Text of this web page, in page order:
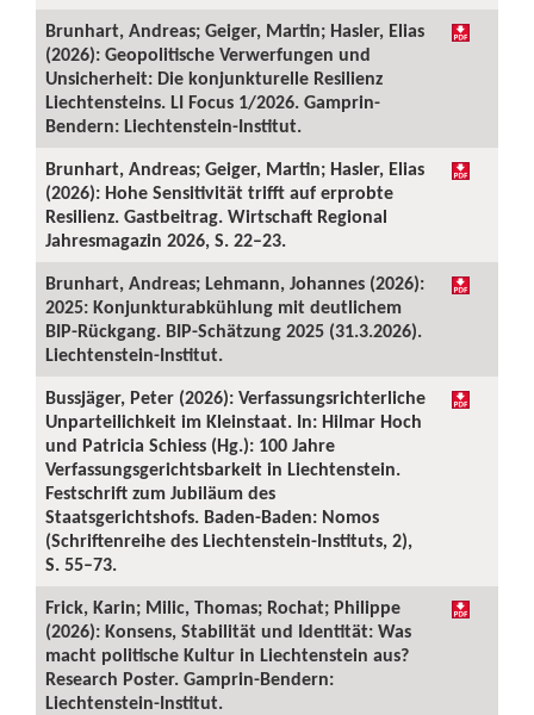
Brunhart, Andreas; Geiger, Martin; Hasler, Elias
(2026): Geopolitische Verwerfungen und
Unsicherheit: Die konjunkturelle Resilienz
Liechtensteins. LI Focus 1/2026. Gamprin-
Bendern: Liechtenstein-Institut.
Brunhart, Andreas; Geiger, Martin; Hasler, Elias
(2026): Hohe Sensitivität trifft auf erprobte
Resilienz. Gastbeitrag. Wirtschaft Regional
Jahresmagazin 2026, S. 22–23.
Brunhart, Andreas; Lehmann, Johannes (2026):
2025: Konjunkturabkühlung mit deutlichem
BIP-Rückgang. BIP-Schätzung 2025 (31.3.2026).
Liechtenstein-Institut.
Bussjäger, Peter (2026): Verfassungsrichterliche
Unparteilichkeit im Kleinstaat. In: Hilmar Hoch
und Patricia Schiess (Hg.): 100 Jahre
Verfassungsgerichtsbarkeit in Liechtenstein.
Festschrift zum Jubiläum des
Staatsgerichtshofs. Baden-Baden: Nomos
(Schriftenreihe des Liechtenstein-Instituts, 2),
S. 55–73.
Frick, Karin; Milic, Thomas; Rochat; Philippe
(2026): Konsens, Stabilität und Identität: Was
macht politische Kultur in Liechtenstein aus?
Research Poster. Gamprin-Bendern:
Liechtenstein-Institut.